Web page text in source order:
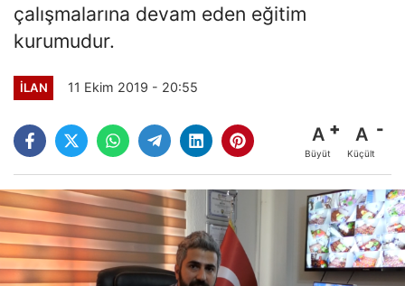
çalışmalarına devam eden eğitim
kurumudur.
İLAN 11 Ekim 2019 - 20:55
A
Büyüt
A
Küçült